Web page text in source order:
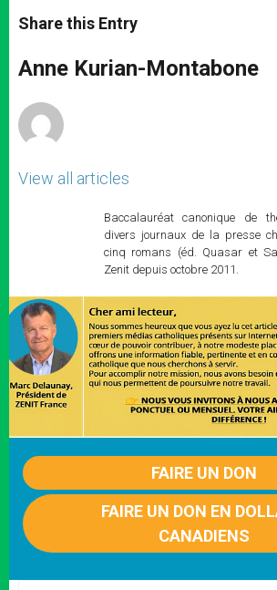
t
s
p
p
s
e
g
e
e
b
o
k
r
Share this Entry
Anne Kurian-Montabone
View all articles
Baccalauréat canonique de
divers journaux de la presse
cinq romans (éd. Quasar et
Zenit depuis octobre 2011.
FAIRE UN DON
FAIRE UN DON EN
CANADIENS